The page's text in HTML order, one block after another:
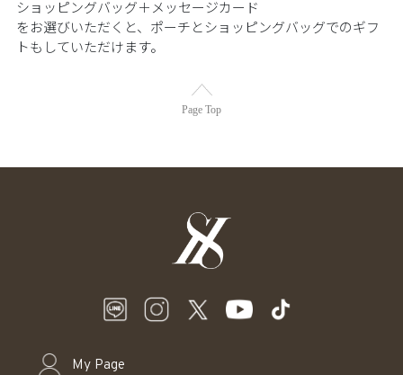
ショッピングバッグ＋メッセージカード
をお選びいただくと、ポーチとショッピングバッグでのギフ
トもしていただけます。
Page Top
My Page